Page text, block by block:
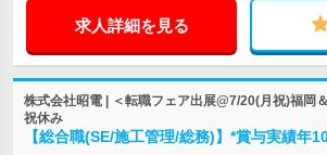
求人詳細を見る
株式会社昭電 | ＜転職フェア出展@7/20(月祝)福岡
祝休み
【総合職(SE/施工管理/総務)】*賞与実績年